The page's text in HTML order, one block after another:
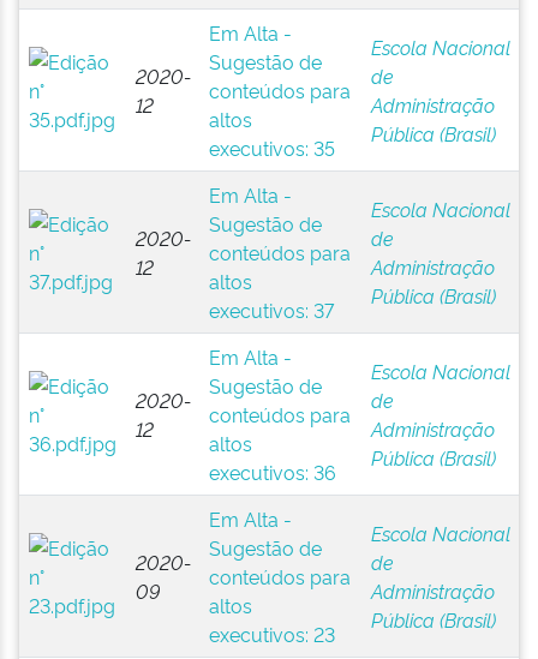
2020-
12
Em Alta -
Sugestão de
conteúdos para
altos
executivos: 35
Escola Nacional
de
Administração
Pública (Brasil)
2020-
12
Em Alta -
Sugestão de
conteúdos para
altos
executivos: 37
Escola Nacional
de
Administração
Pública (Brasil)
2020-
12
Em Alta -
Sugestão de
conteúdos para
altos
executivos: 36
Escola Nacional
de
Administração
Pública (Brasil)
2020-
09
Em Alta -
Sugestão de
conteúdos para
altos
executivos: 23
Escola Nacional
de
Administração
Pública (Brasil)